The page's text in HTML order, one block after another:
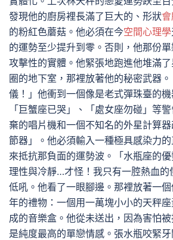
發現他的廚房裡長滿了巨大的、形狀
的粉紅色蘑菇。他必須在今空間心理學
的運勢至少提升到零。否則，他那份
攻擊性的實體。他緊張地跑進他堆滿
圈的地下室，那裡放著他的秘密武器
儀！」他衝到一個像是老式彈珠臺的
「巨蟹座已哭」、「處女座勿碰」等
棄的唱片機和一個不知名的外星計算
節器」。他必須輸入一種極具感染力的
來抵抗那負面的運勢波。「水瓶座的
理性與冷靜…才怪！我只有一腔熱血的
低吼。他看了一眼腳邊。那裡放著一
年的禮物：一個用一萬塊小小的天秤
成的音樂盒。他從未送出，因為害怕
是純度最高的單戀情感。張水瓶咬緊